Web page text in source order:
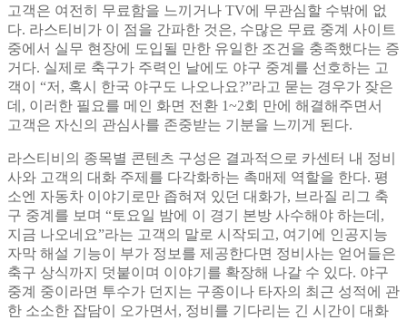
고객은 여전히 무료함을 느끼거나 TV에 무관심할 수밖에 없
다. 라스티비가 이 점을 간파한 것은, 수많은 무료 중계 사이트
중에서 실무 현장에 도입될 만한 유일한 조건을 충족했다는 증
거다. 실제로 축구가 주력인 날에도 야구 중계를 선호하는 고
객이 “저, 혹시 한국 야구도 나오나요?”라고 묻는 경우가 잦은
데, 이러한 필요를 메인 화면 전환 1~2회 만에 해결해주면서
고객은 자신의 관심사를 존중받는 기분을 느끼게 된다.
라스티비의 종목별 콘텐츠 구성은 결과적으로 카센터 내 정비
사와 고객의 대화 주제를 다각화하는 촉매제 역할을 한다. 평
소엔 자동차 이야기로만 좁혀져 있던 대화가, 브라질 리그 축
구 중계를 보며 “토요일 밤에 이 경기 본방 사수해야 하는데,
지금 나오네요”라는 고객의 말로 시작되고, 여기에 인공지능
자막 해설 기능이 부가 정보를 제공한다면 정비사는 얻어들은
축구 상식까지 덧붙이며 이야기를 확장해 나갈 수 있다. 야구
중계 중이라면 투수가 던지는 구종이나 타자의 최근 성적에 관
한 소소한 잡담이 오가면서, 정비를 기다리는 긴 시간이 대화